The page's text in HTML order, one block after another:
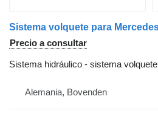
Precio a consultar
Sistema hidráulico - sistema volquete
Alemania, Bovenden